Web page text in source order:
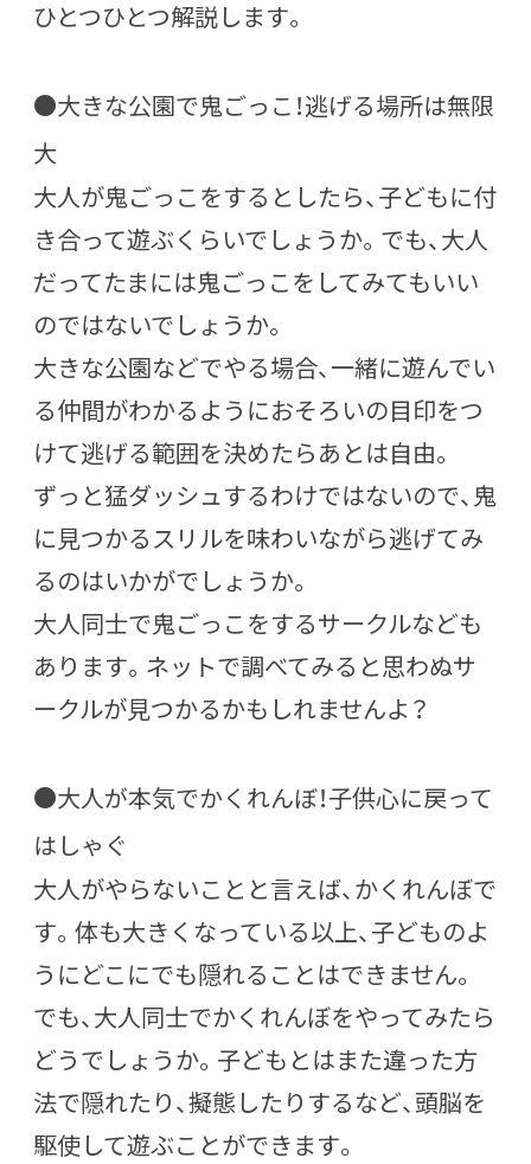
ひとつひとつ解説します。
●大きな公園で鬼ごっこ！逃げる場所は無限
大
大人が鬼ごっこをするとしたら、子どもに付
き合って遊ぶくらいでしょうか。でも、大人
だってたまには鬼ごっこをしてみてもいい
のではないでしょうか。
大きな公園などでやる場合、一緒に遊んでい
る仲間がわかるようにおそろいの目印をつ
けて逃げる範囲を決めたらあとは自由。
ずっと猛ダッシュするわけではないので、鬼
に見つかるスリルを味わいながら逃げてみ
るのはいかがでしょうか。
大人同士で鬼ごっこをするサークルなども
あります。ネットで調べてみると思わぬサ
ークルが見つかるかもしれませんよ？
●大人が本気でかくれんぼ！子供心に戻って
はしゃぐ
大人がやらないことと言えば、かくれんぼで
す。体も大きくなっている以上、子どものよ
うにどこにでも隠れることはできません。
でも、大人同士でかくれんぼをやってみたら
どうでしょうか。子どもとはまた違った方
法で隠れたり、擬態したりするなど、頭脳を
駆使して遊ぶことができます。